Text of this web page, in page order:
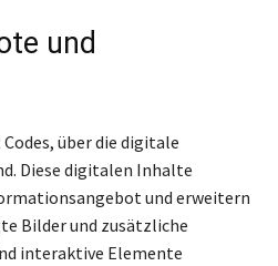
und
über die digitale
Diese digitalen Inhalte
und erweitern
Bilder und zusätzliche
interaktive Elemente